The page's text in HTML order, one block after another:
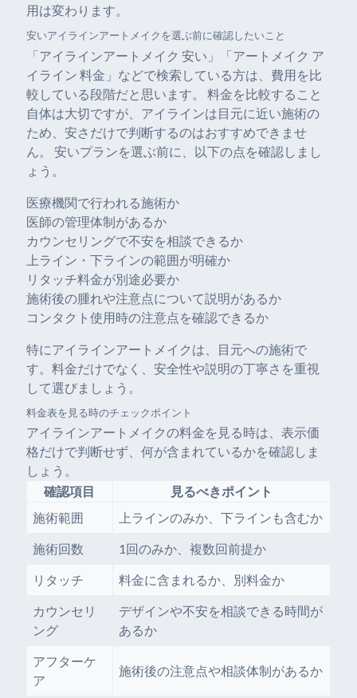
用は変わります。
安いアイラインアートメイクを選ぶ前に確認したいこと
「アイラインアートメイク 安い」「アートメイク ア
イライン 料金」などで検索している方は、費用を比
較している段階だと思います。 料金を比較すること
自体は大切ですが、アイラインは目元に近い施術の
ため、安さだけで判断するのはおすすめできませ
ん。 安いプランを選ぶ前に、以下の点を確認しまし
ょう。
医療機関で行われる施術か
医師の管理体制があるか
カウンセリングで不安を相談できるか
上ライン・下ラインの範囲が明確か
リタッチ料金が別途必要か
施術後の腫れや注意点について説明があるか
コンタクト使用時の注意点を確認できるか
特にアイラインアートメイクは、目元への施術で
す。料金だけでなく、安全性や説明の丁寧さを重視
して選びましょう。
料金表を見る時のチェックポイント
アイラインアートメイクの料金を見る時は、表示価
格だけで判断せず、何が含まれているかを確認しま
しょう。
確認項目
見るべきポイント
施術範囲
上ラインのみか、下ラインも含むか
施術回数 1回のみか、複数回前提か
リタッチ 料金に含まれるか、別料金か
カウンセリ
ング
デザインや不安を相談できる時間が
あるか
アフターケ
ア
施術後の注意点や相談体制があるか